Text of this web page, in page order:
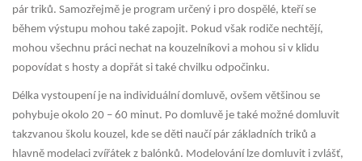
pár triků. Samozřejmě je program určený i pro dospělé, kteří se
během výstupu mohou také zapojit. Pokud však rodiče nechtějí,
mohou všechnu práci nechat na kouzelníkovi a mohou si v klidu
popovídat s hosty a dopřát si také chvilku odpočinku.
Délka vystoupení je na individuální domluvě, ovšem většinou se
pohybuje okolo 20 – 60 minut. Po domluvě je také možné domluvit
takzvanou školu kouzel, kde se děti naučí pár základních triků a
hlavně modelaci zvířátek z balónků. Modelování lze domluvit i zvlášť,